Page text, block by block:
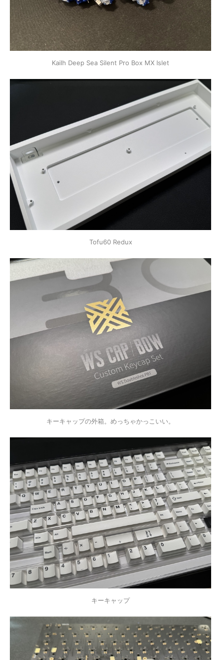
Kailh Deep Sea Silent Pro Box MX Islet
Tofu60 Redux
キーキャップの外箱。めっちゃかっこいい。
キーキャップ